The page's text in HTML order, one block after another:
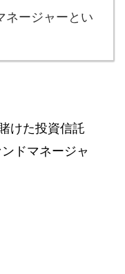
ネージャーとい
けた投資信託
ドマネージャ